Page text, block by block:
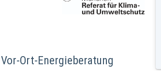
Ort-Energieberatung